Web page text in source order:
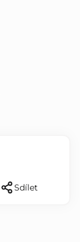
Sdílet